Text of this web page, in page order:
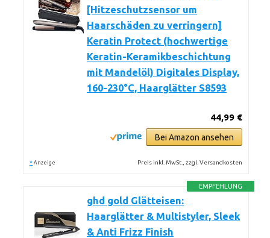
[Hitzeschutzsensor um
Haarschäden zu verringern]
Keratin Protect (hochwertige
Keratin-Keramikbeschichtung
mit Mandelöl) Digitales Display,
160-230°C, Haarglätter S8593
44,99 €
Bei Amazon ansehen
* Anzeige Preis inkl. MwSt., zzgl. Versandkosten
EMPFEHLUNG
ghd gold Glätteisen:
Haarglätter & Multistyler, Sleek
& Anti Frizz Finish